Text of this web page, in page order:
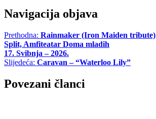
Navigacija objava
Prethodna: Rainmaker (Iron Maiden tribute)
Split, Amfiteatar Doma mladih
17. Svibnja – 2026.
Slijedeća: Caravan – “Waterloo Lily”
Povezani članci